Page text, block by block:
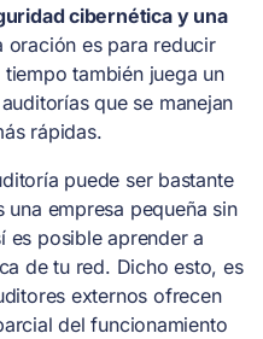
cibernética y una
oración es para reducir
también juega un
que se manejan
rápidas.
puede ser bastante
empresa pequeña sin
es posible aprender a
de tu red. Dicho esto, es
externos ofrecen
del funcionamiento